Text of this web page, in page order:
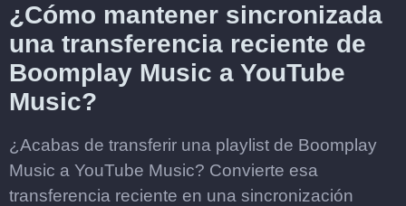
¿Cómo mantener sincronizada
una transferencia reciente de
Boomplay Music a YouTube
Music?
¿Acabas de transferir una playlist de Boomplay
Music a YouTube Music? Convierte esa
transferencia reciente en una sincronización